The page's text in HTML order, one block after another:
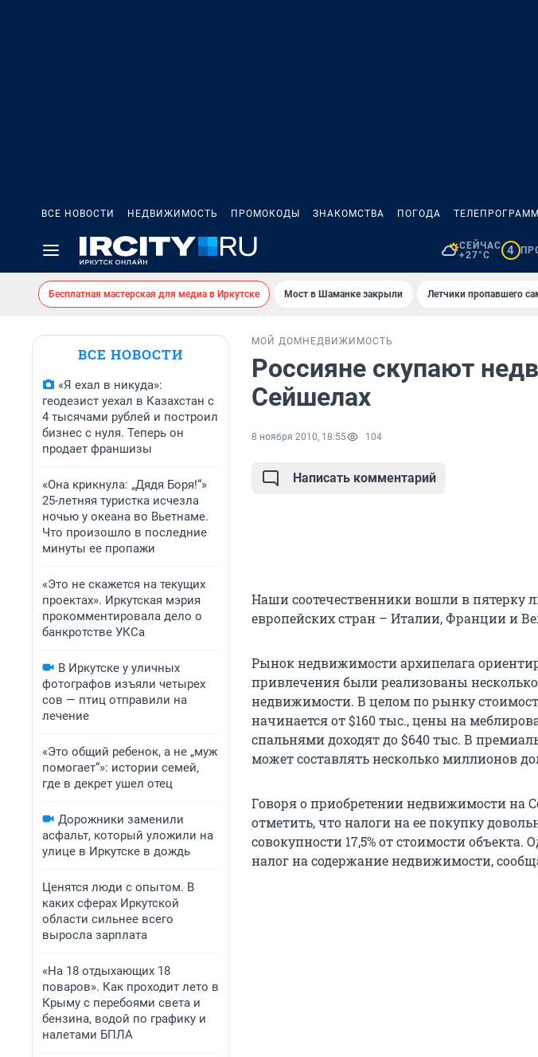
ВСЕ НОВОСТИ НЕДВИЖИМОСТЬ ПРОМОКОДЫ ЗНАКОМСТВА ПОГОДА
СЕЙЧАС
+27°C
4
Бесплатная мастерская для медиа в Иркутске Мост в Шаманке закрыли Летчики пропавшего
ВСЕ НОВОСТИ
«Я ехал в никуда»:
геодезист уехал в Казахстан с
4 тысячами рублей и построил
бизнес с нуля. Теперь он
продает франшизы
«Она крикнула: „Дядя Боря!“»
25-летняя туристка исчезла
ночью у океана во Вьетнаме.
Что произошло в последние
минуты ее пропажи
«Это не скажется на текущих
проектах». Иркутская мэрия
прокомментировала дело о
банкротстве УКСа
В Иркутске у уличных
фотографов изъяли четырех
сов — птиц отправили на
лечение
«Это общий ребенок, а не „муж
помогает“»: истории семей,
где в декрет ушел отец
Дорожники заменили
асфальт, который уложили на
улице в Иркутске в дождь
Ценятся люди с опытом. В
каких сферах Иркутской
области сильнее всего
выросла зарплата
«На 18 отдыхающих 18
поваров». Как проходит лето в
Крыму с перебоями света и
бензина, водой по графику и
налетами БПЛА
МОЙ ДОМ НЕДВИЖИМОСТЬ
Россияне скупают
Сейшелах
8 ноября 2010, 18:55 104
Написать комментарий
Наши соотечественники вошли в пятерку
европейских стран – Италии, Франции и
Рынок недвижимости архипелага
привлечения были реализованы
недвижимости. В целом по рынку
начинается от $160 тыс., цены на
спальнями доходят до $640 тыс. В
может составлять несколько миллионов
Говоря о приобретении недвижимости на
отметить, что налоги на ее покупку
совокупности 17,5% от стоимости объекта.
налог на содержание недвижимости,